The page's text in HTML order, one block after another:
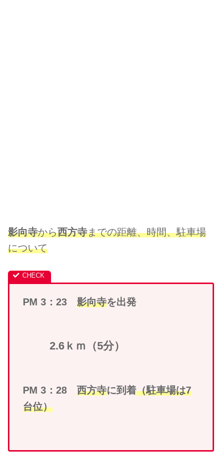
影向寺から西方寺までの距離、時間、駐車場
について
PM 3：23 影向寺を出発
2.6ｋｍ（5分）
PM 3：28 西方寺に到着（駐車場は7
台位）